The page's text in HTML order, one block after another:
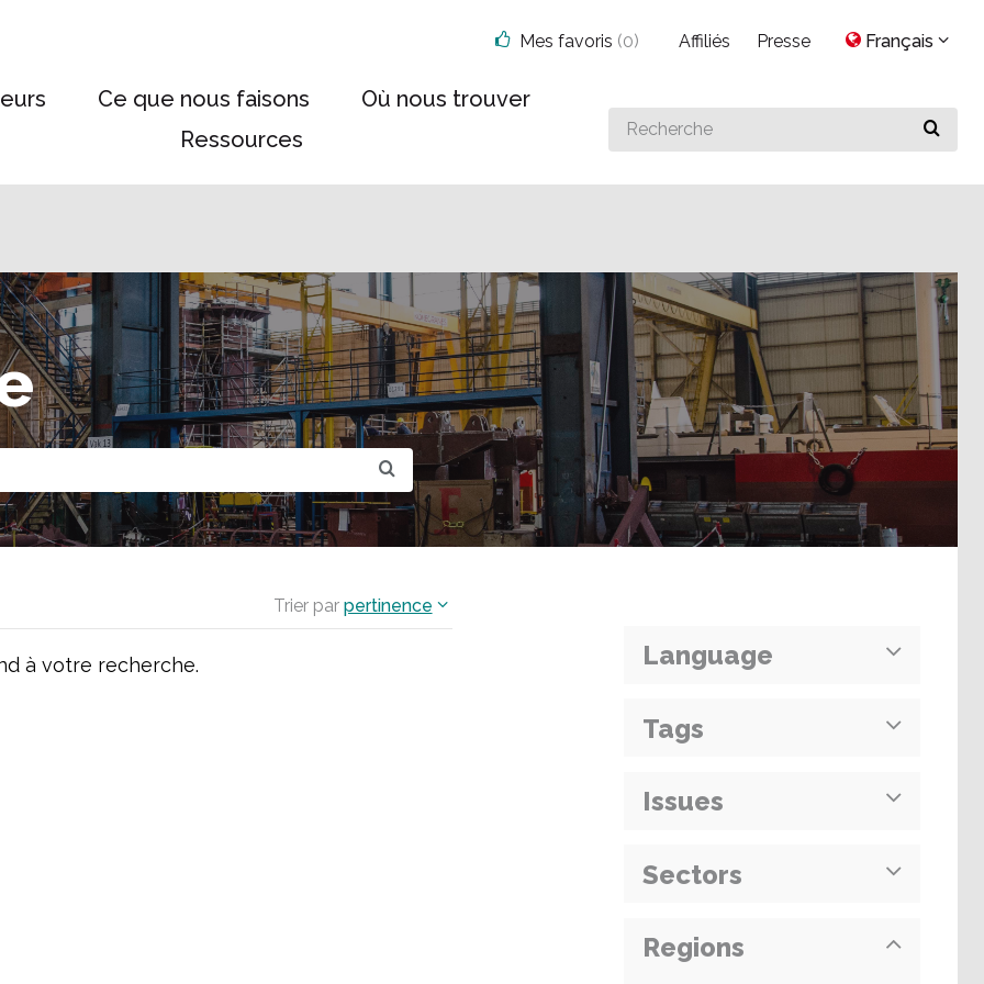
Ce que nous faisons
Où nous trouver
Ressources
Search
for
Mes favoris (0) Affiliés Presse Français
Trier par pertinence
à votre recherche. Language
Tags
Issues
Sectors
Regions